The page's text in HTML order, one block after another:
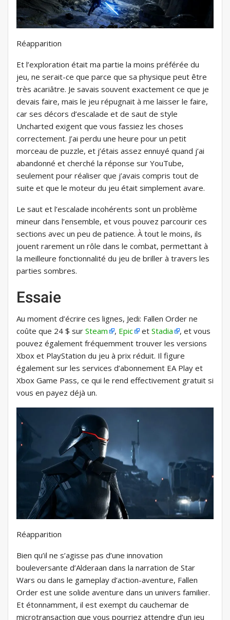
Réapparition
Et l’exploration était ma partie la moins préférée du
jeu, ne serait-ce que parce que sa physique peut être
très acariâtre. Je savais souvent exactement ce que je
devais faire, mais le jeu répugnait à me laisser le faire,
car ses décors d’escalade et de saut de style
Uncharted exigent que vous fassiez les choses
correctement. J’ai perdu une heure pour un petit
morceau de puzzle, et j’étais assez ennuyé quand j’ai
abandonné et cherché la réponse sur YouTube,
seulement pour réaliser que j’avais compris tout de
suite et que le moteur du jeu était simplement avare.
Le saut et l’escalade incohérents sont un problème
mineur dans l’ensemble, et vous pouvez parcourir ces
sections avec un peu de patience. À tout le moins, ils
jouent rarement un rôle dans le combat, permettant à
la meilleure fonctionnalité du jeu de briller à travers les
parties sombres.
Essaie
Au moment d’écrire ces lignes, Jedi: Fallen Order ne
coûte que 24 $ sur Steam , Epic et Stadia
, et vous
pouvez également fréquemment trouver les versions
Xbox et PlayStation du jeu à prix réduit. Il figure
également sur les services d’abonnement EA Play et
Xbox Game Pass, ce qui le rend effectivement gratuit si
vous en payez déjà un.
Réapparition
Bien qu’il ne s’agisse pas d’une innovation
bouleversante d’Alderaan dans la narration de Star
Wars ou dans le gameplay d’action-aventure, Fallen
Order est une solide aventure dans un univers familier.
Et étonnamment, il est exempt du cauchemar de
microtransaction que vous pourriez attendre d’un jeu